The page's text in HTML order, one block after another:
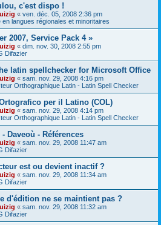
c'est dispo !
« ven. déc. 05, 2008 2:36 pm
en langues régionales et minoritaires
2007, Service Pack 4 »
« dim. nov. 30, 2008 2:55 pm
Difazier
latin spellchecker for Microsoft Office
« sam. nov. 29, 2008 4:16 pm
Orthographique Latin - Latin Spell Checker
per il Latino (COL)
« sam. nov. 29, 2008 4:14 pm
Orthographique Latin - Latin Spell Checker
Daveoù - Références
« sam. nov. 29, 2008 11:47 am
Difazier
est ou devient inactif ?
« sam. nov. 29, 2008 11:34 am
Difazier
d'édition ne se maintient pas ?
« sam. nov. 29, 2008 11:32 am
Difazier